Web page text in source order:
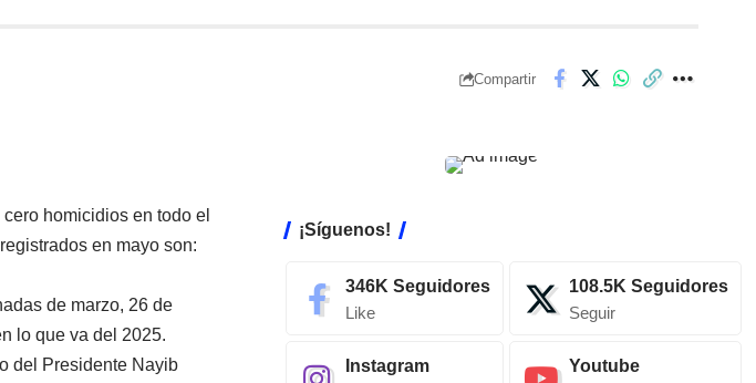
Compartir
homicidios en todo el
en mayo son:
de marzo, 26 de
lo que va del 2025.
del Presidente Nayib
¡Síguenos!
346K Seguidores
Like
108.5K Seguidores
Seguir
Instagram Youtube